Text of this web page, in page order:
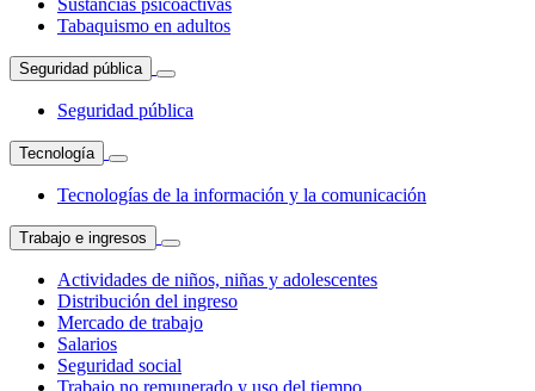
Sustancias psicoactivas
Tabaquismo en adultos
Seguridad pública
Seguridad pública
Tecnología
Tecnologías de la información y la comunicación
Trabajo e ingresos
Actividades de niños, niñas y adolescentes
Distribución del ingreso
Mercado de trabajo
Salarios
Seguridad social
Trabajo no remunerado y uso del tiempo